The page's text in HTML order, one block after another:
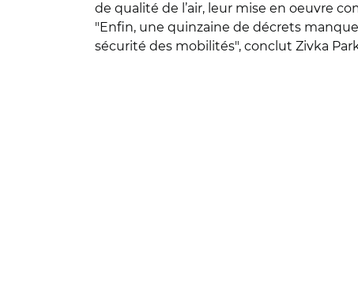
de qualité de l’air, leur mise en oeuvre
"Enfin, une quinzaine de décrets
sécurité des mobilités", conclut Zivka